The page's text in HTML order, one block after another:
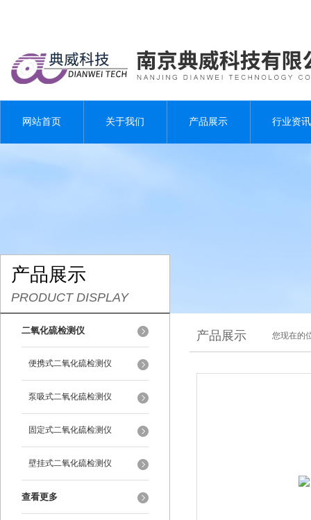
网站首页 关于我们 产品展示 行业资讯
产品展示
PRODUCT DISPLAY
二氧化硫检测仪
便携式二氧化硫检测仪
泵吸式二氧化硫检测仪
固定式二氧化硫检测仪
壁挂式二氧化硫检测仪
查看更多
产品展示 您现在的